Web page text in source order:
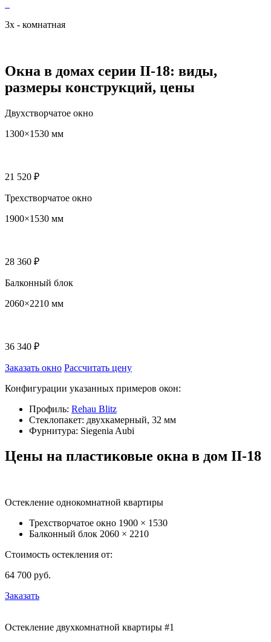
3х - комнатная
Окна в домах серии II-18: виды,
размеры конструкций, цены
Двухстворчатое окно
1300×1530 мм
21 520 ₽
Трехстворчатое окно
1900×1530 мм
28 360 ₽
Балконный блок
2060×2210 мм
36 340 ₽
Заказать окно Рассчитать цену
Конфигурации указанных примеров окон:
Профиль: Rehau Blitz
Стеклопакет: двухкамерный, 32 мм
Фурнитура: Siegenia Aubi
Цены на пластиковые окна в дом II-18
Остекление однокомнатной квартиры
Трехстворчатое окно 1900 × 1530
Балконный блок 2060 × 2210
Стоимость остекления от:
64 700 руб.
Заказать
Остекление двухкомнатной квартиры #1